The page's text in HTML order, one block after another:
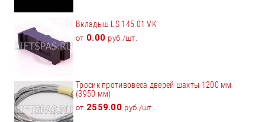
Вкладыш LS 145.01 VK
от 0.00 руб./шт.
Тросик противовеса дверей шахты 1200 мм
(3950 мм)
от 2559.00 руб./шт.